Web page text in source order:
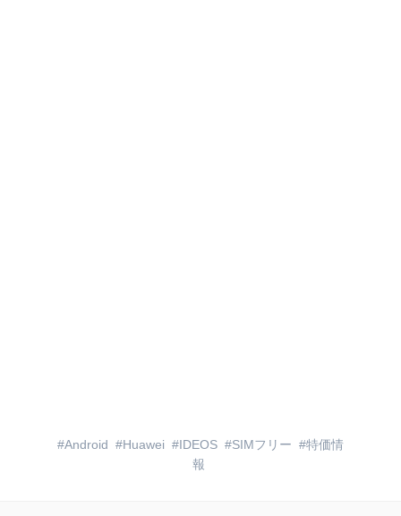
Android Huawei IDEOS SIMフリー
特価情
報